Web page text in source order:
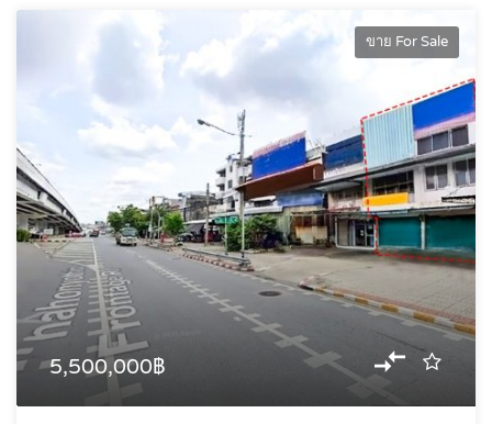
ขาย For Sale
5,500,000฿